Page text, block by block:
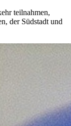
teilnahmen,
der Südstadt und